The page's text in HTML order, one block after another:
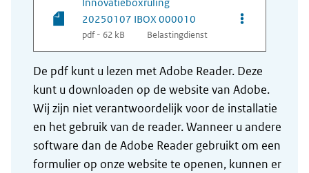
20250107 IBOX 000010
pdf - 62 kB Belastingdienst
Opties van
De pdf kunt u lezen met Adobe Reader. Deze
kunt u downloaden op de website van Adobe.
Wij zijn niet verantwoordelijk voor de installatie
en het gebruik van de reader. Wanneer u andere
software dan de Adobe Reader gebruikt om een
formulier op onze website te openen, kunnen er